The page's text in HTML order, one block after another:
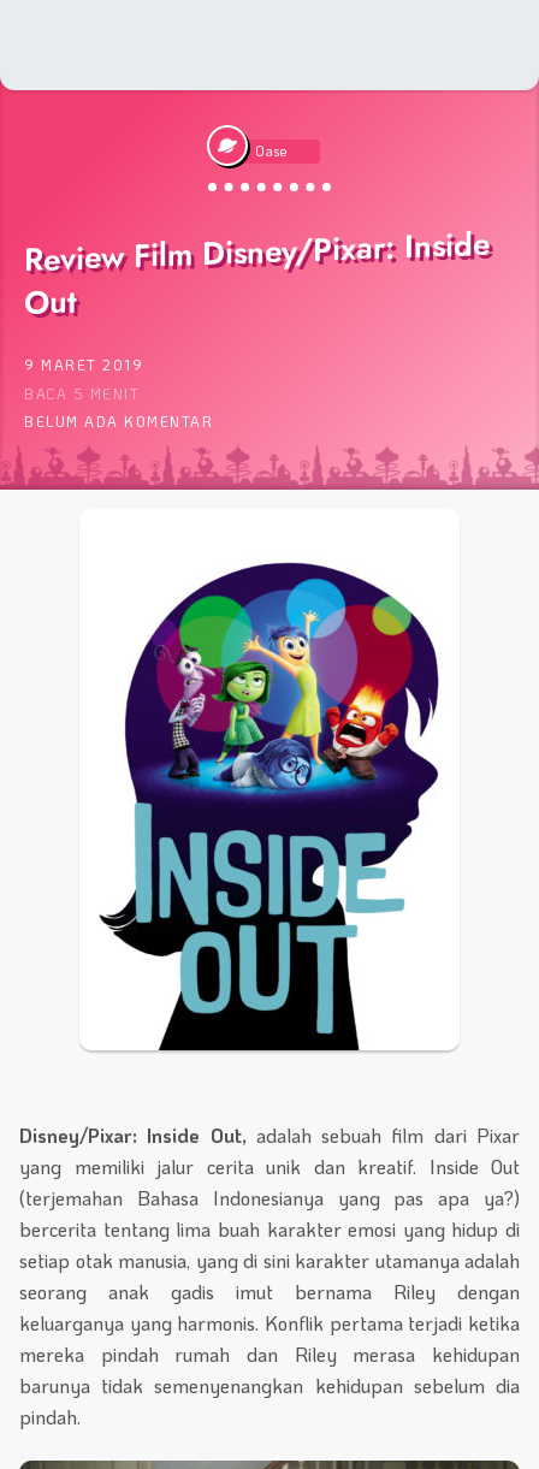
Oase
Review Film Disney/Pixar: Inside
Out
9 MARET 2019
BACA 5 MENIT
BELUM ADA KOMENTAR
Disney/Pixar: Inside Out, adalah sebuah film dari Pixar
yang memiliki jalur cerita unik dan kreatif. Inside Out
(terjemahan Bahasa Indonesianya yang pas apa ya?)
bercerita tentang lima buah karakter emosi yang hidup di
setiap otak manusia, yang di sini karakter utamanya adalah
seorang anak gadis imut bernama Riley dengan
keluarganya yang harmonis. Konflik pertama terjadi ketika
mereka pindah rumah dan Riley merasa kehidupan
barunya tidak semenyenangkan kehidupan sebelum dia
pindah.